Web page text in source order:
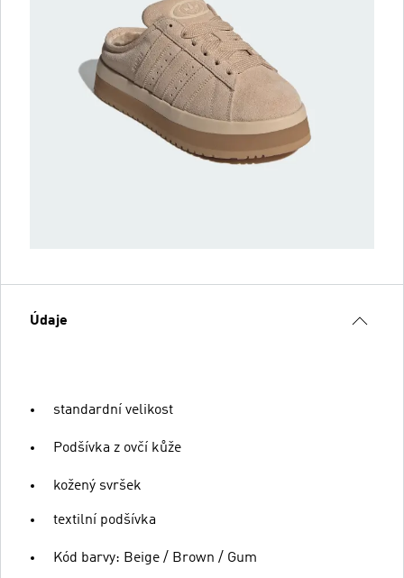
Údaje
standardní velikost
Podšívka z ovčí kůže
kožený svršek
textilní podšívka
Kód barvy: Beige / Brown / Gum